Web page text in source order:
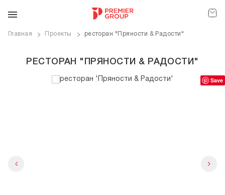
Главная Проекты ресторан "Пряности & Радости"
РЕСТОРАН "ПРЯНОСТИ & РАДОСТИ"
Save